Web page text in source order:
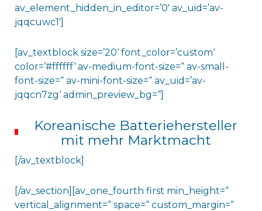
av_element_hidden_in_editor=’0′ av_uid=’av-
jqqcuwc1′]
[av_textblock size=’20‘ font_color=’custom‘
color=’#ffffff‘ av-medium-font-size=“ av-small-
font-size=“ av-mini-font-size=“ av_uid=’av-
jqqcn7zg‘ admin_preview_bg=“]
Koreanische Batteriehersteller
mit mehr Marktmacht
[/av_textblock]
[/av_section][av_one_fourth first min_height=“
vertical_alignment=“ space=“ custom_margin=“